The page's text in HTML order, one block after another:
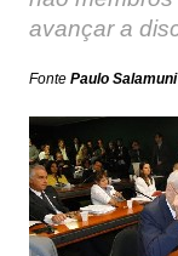
avançar a
Fonte Paulo